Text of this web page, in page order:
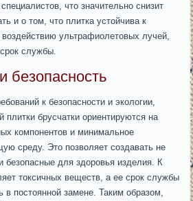
что значительно снизит
и о том, что плитка устойчива к
ультрафиолетовых лучей,
службы.
безопасность
к безопасности и экологии,
плитки брусчатки ориентируются на
компонентов и минимальное
среду. Это позволяет создавать не
безопасные для здоровья изделия. К
токсичных веществ, а ее срок службы
в постоянной замене. Таким образом,